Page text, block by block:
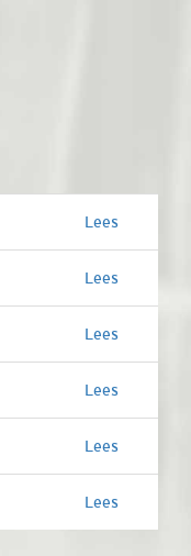
Lees
Lees
Lees
Lees
Lees
Lees